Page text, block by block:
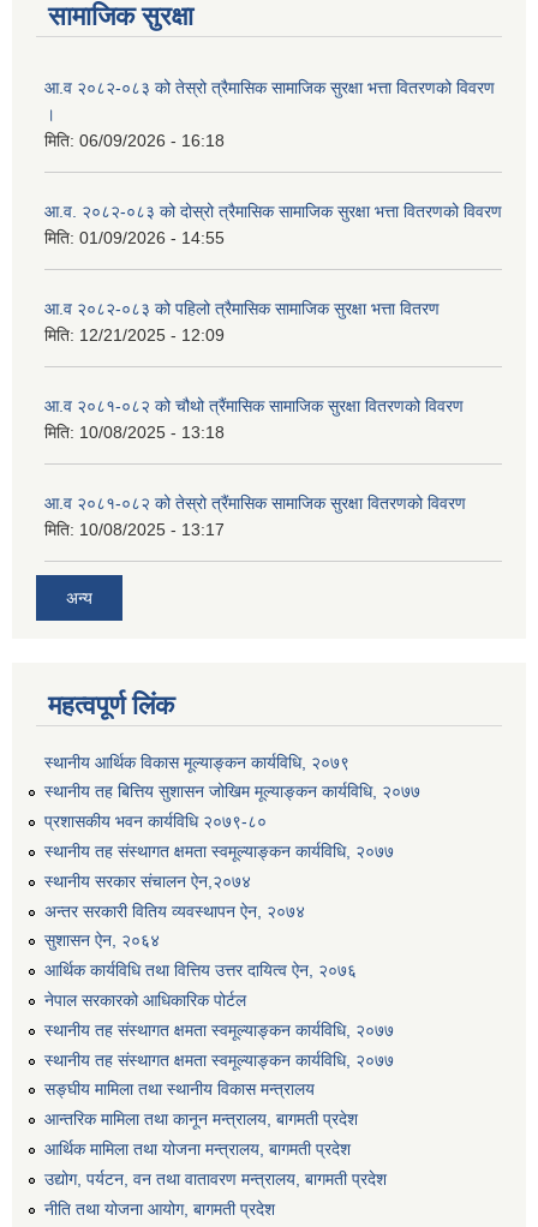
सामाजिक सुरक्षा
आ.व २०८२-०८३ को तेस्रो त्रैमासिक सामाजिक सुरक्षा भत्ता वितरणको विवरण
।
मिति: 06/09/2026 - 16:18
आ.व. २०८२-०८३ को दोस्रो त्रैमासिक सामाजिक सुरक्षा भत्ता वितरणको विवरण
मिति: 01/09/2026 - 14:55
आ.व २०८२-०८३ को पहिलो त्रैमासिक सामाजिक सुरक्षा भत्ता वितरण
मिति: 12/21/2025 - 12:09
आ.व २०८१-०८२ को चौथो त्रैंमासिक सामाजिक सुरक्षा वितरणको विवरण
मिति: 10/08/2025 - 13:18
आ.व २०८१-०८२ को तेस्रो त्रैंमासिक सामाजिक सुरक्षा वितरणको विवरण
मिति: 10/08/2025 - 13:17
अन्य
महत्वपूर्ण लिंक
स्थानीय आर्थिक विकास मूल्याङ्कन कार्यविधि, २०७९
स्थानीय तह बित्तिय सुशासन जोखिम मूल्याङ्कन कार्यविधि, २०७७
प्रशासकीय भवन कार्यविधि २०७९-८०
स्थानीय तह संस्थागत क्षमता स्वमूल्याङ्कन कार्यविधि, २०७७
स्थानीय सरकार संचालन ऐन,२०७४
अन्तर सरकारी वितिय व्यवस्थापन ऐन, २०७४
सुशासन ऐन, २०६४
आर्थिक कार्यविधि तथा वित्तिय उत्तर दायित्व ऐन, २०७६
नेपाल सरकारको आधिकारिक पोर्टल
स्थानीय तह संस्थागत क्षमता स्वमूल्याङ्कन कार्यविधि, २०७७
स्थानीय तह संस्थागत क्षमता स्वमूल्याङ्कन कार्यविधि, २०७७
सङ्घीय मामिला तथा स्थानीय विकास मन्त्रालय
आन्तरिक मामिला तथा कानून मन्त्रालय, बागमती प्रदेश
आर्थिक मामिला तथा योजना मन्त्रालय, बागमती प्रदेश
उद्योग, पर्यटन, वन तथा वातावरण मन्त्रालय, बागमती प्रदेश
नीति तथा योजना आयोग, बागमती प्रदेश